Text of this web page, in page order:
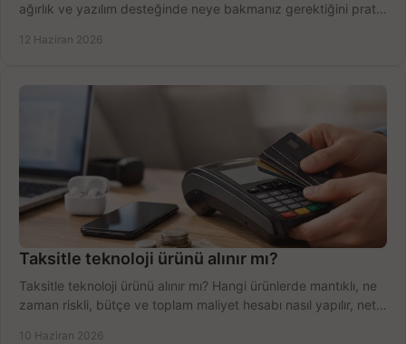
ağırlık ve yazılım desteğinde neye bakmanız gerektiğini pratik
12 Haziran 2026
Taksitle teknoloji ürünü alınır mı?
Taksitle teknoloji ürünü alınır mı? Hangi ürünlerde mantıklı, ne
zaman riskli, bütçe ve toplam maliyet hesabı nasıl yapılır, net
10 Haziran 2026